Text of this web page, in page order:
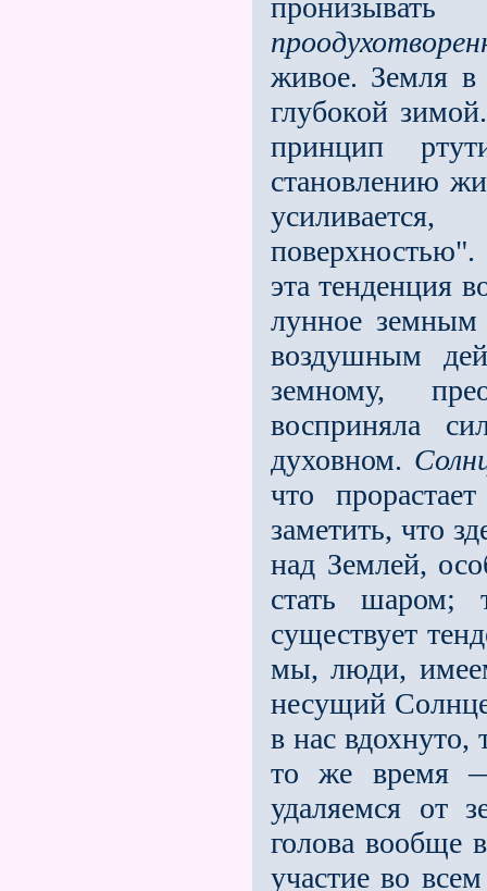
живое. Земля в
глубокой
принцип
становлению
эта тенденция
лунное земным
воздушным
земному,
восприняла
духовном.
что
заметить, что
над Землей,
стать шаром;
существует
мы, люди,
несущий
в нас вдохнуто,
то же время
удаляемся от
голова вообще
участие во